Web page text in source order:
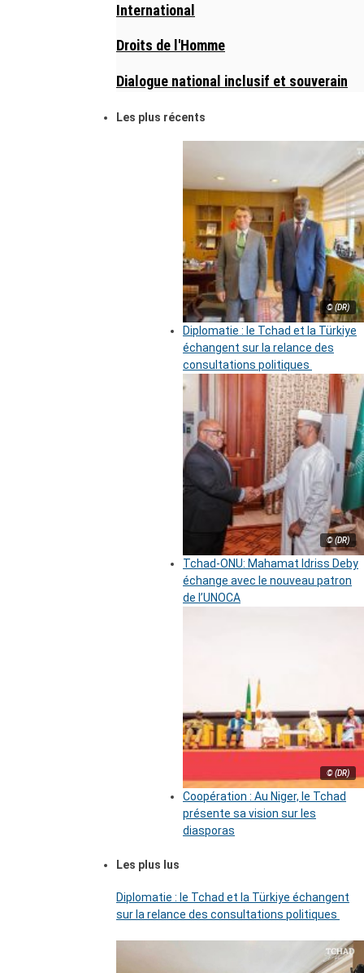
International
Droits de l'Homme
Dialogue national inclusif et souverain
Les plus récents
© (DR)
Diplomatie : le Tchad et la Türkiye
échangent sur la relance des
consultations politiques
© (DR)
Tchad-ONU: Mahamat Idriss Deby
échange avec le nouveau patron
de l’UNOCA
© (DR)
Coopération : Au Niger, le Tchad
présente sa vision sur les
diasporas
Les plus lus
Diplomatie : le Tchad et la Türkiye échangent
sur la relance des consultations politiques